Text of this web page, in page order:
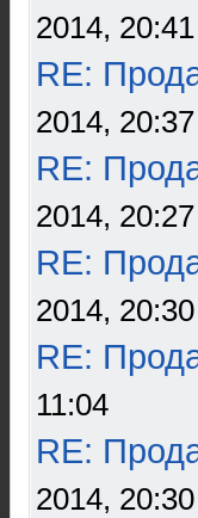
2014, 20:41
RE:
2014, 20:37
RE:
2014, 20:27
RE:
2014, 20:30
RE:
11:04
RE:
2014, 20:30